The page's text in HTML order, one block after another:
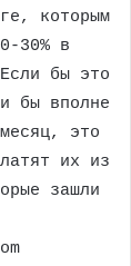
которым
30% в
бы это
бы вполне
это
их из
зашли